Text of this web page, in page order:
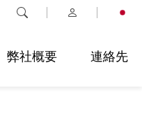
弊社概要 連絡先